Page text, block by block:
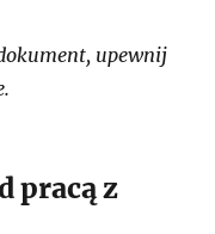
upewnij
pracą z